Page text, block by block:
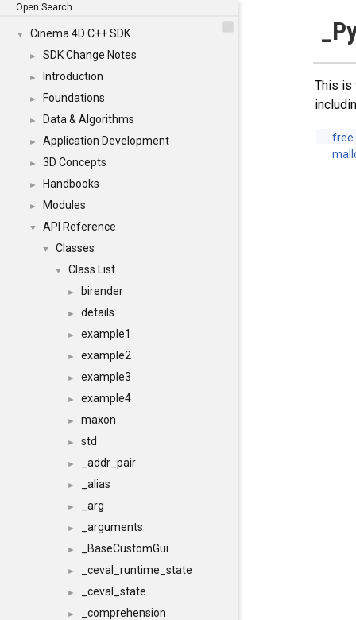
Open Search
▼ Cinema 4D C++ SDK
► SDK Change Notes
► Introduction
► Foundations
► Data & Algorithms
► Application Development
► 3D Concepts
► Handbooks
► Modules
▼ API Reference
▼ Classes
▼ Class List
► birender
► details
► example1
► example2
► example3
► example4
► maxon
► std
► _addr_pair
► _alias
► _arg
► _arguments
► _BaseCustomGui
► _ceval_runtime_state
► _ceval_state
► _comprehension
This
free